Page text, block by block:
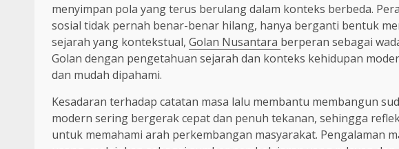
menyimpan pola yang terus berulang dalam konteks berbeda.
sosial tidak pernah benar-benar hilang, hanya berganti bentuk
sejarah yang kontekstual, Golan Nusantara berperan sebagai
Golan dengan pengetahuan sejarah dan konteks kehidupan
dan mudah dipahami.
Kesadaran terhadap catatan masa lalu membantu membangun
modern sering bergerak cepat dan penuh tekanan, sehingga
untuk memahami arah perkembangan masyarakat. Pengalaman